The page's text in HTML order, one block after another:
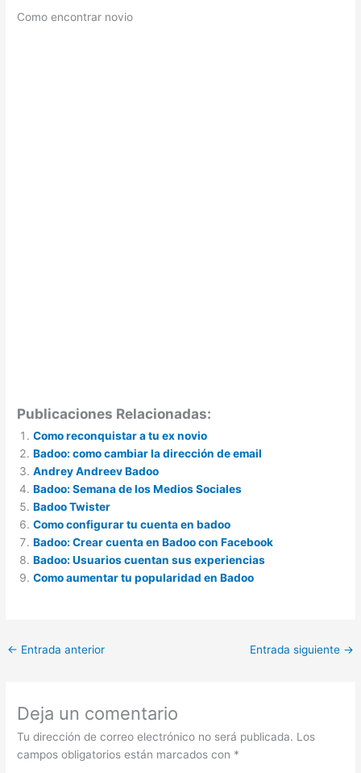
Como encontrar novio
Publicaciones Relacionadas:
Como reconquistar a tu ex novio
Badoo: como cambiar la dirección de email
Andrey Andreev Badoo
Badoo: Semana de los Medios Sociales
Badoo Twister
Como configurar tu cuenta en badoo
Badoo: Crear cuenta en Badoo con Facebook
Badoo: Usuarios cuentan sus experiencias
Como aumentar tu popularidad en Badoo
← Entrada anterior Entrada siguiente →
Deja un comentario
Tu dirección de correo electrónico no será publicada. Los
campos obligatorios están marcados con *